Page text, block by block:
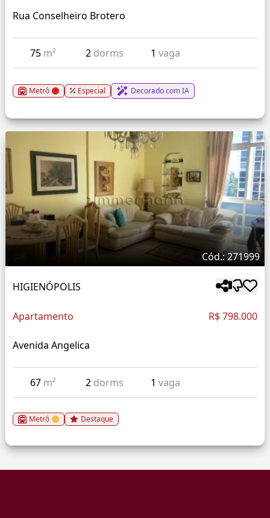
Rua Conselheiro Brotero
75 m² 2 dorms 1vaga
Metrô Especial Decorado com IA
Cód.: 271999
HIGIENÓPOLIS
Apartamento R$ 798.000
Avenida Angelica
67 m² 2 dorms 1vaga
Metrô Destaque